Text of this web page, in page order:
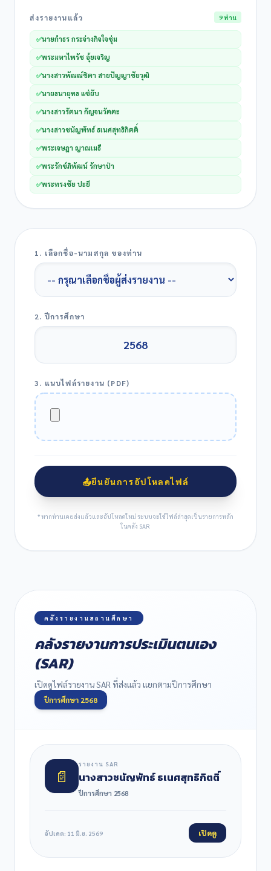
ส่งรายงานแล้ว 9 ท่าน
✅นายกำธร กระจ่างกิจใจชุ่ม
✅พระมหาไพรัช อุ้ยเจริญ
✅นางสาวพัณณ์ชิตา สายปัญญาชัยวุฒิ
✅นายธนายุทธ แซ่ยับ
✅นางสาวรัตนา กัญจนวัตตะ
✅นางสาวชนัญพัทธ์ ธเนศสุทธิกิตติ์
✅พระเจษฎา ญาณเมธี
✅พระรักข์ภิพัฒน์ รักษาป่า
✅พระทรงชัย ปะยี
1. เลือกชื่อ-นามสกุล ของท่าน
2. ปีการศึกษา
3. แนบไฟล์รายงาน (PDF)
📤ยืนยันการอัปโหลดไฟล์
* หากท่านเคยส่งแล้วและอัปโหลดใหม่ ระบบจะใช้ไฟล์ล่าสุดเป็นรายการหลัก
ในคลัง SAR
คลังรายงานสถานศึกษา
คลังรายงานการประเมินตนเอง
(SAR)
เปิดดูไฟล์รายงาน SAR ที่ส่งแล้ว แยกตามปีการศึกษา
ปีการศึกษา 2568
📄
รายงาน SAR
นางสาวชนัญพัทธ์ ธเนศสุทธิกิตติ์
ปีการศึกษา 2568
อัปเดต: 11 มิ.ย. 2569 เปิดดู